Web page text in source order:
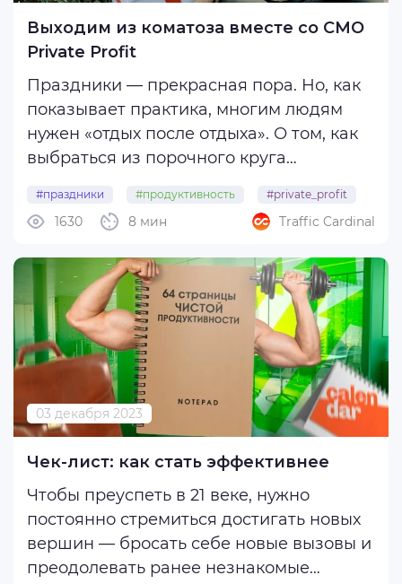
Выходим из коматоза вместе со CMO
Private Profit
Праздники — прекрасная пора. Но, как
показывает практика, многим людям
нужен «отдых после отдыха». О том, как
выбраться из порочного круга
Да, конечно, я сталкивался со
снижением продуктивности. И, я думаю,
с подобным ...
#праздники #продуктивность #private_profit
#тайм-менеджмент8 мин
1630 Traffic Cardinal
03 декабря 2023
Чек-лист: как стать эффективнее
Чтобы преуспеть в 21 веке, нужно
постоянно стремиться достигать новых
вершин — бросать себе новые вызовы и
преодолевать ранее незнакомые